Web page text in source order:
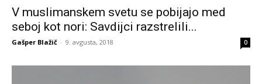
V muslimanskem svetu se pobijajo med
seboj kot nori: Savdijci razstrelili...
Gašper Blažič - 9. avgusta, 2018 0